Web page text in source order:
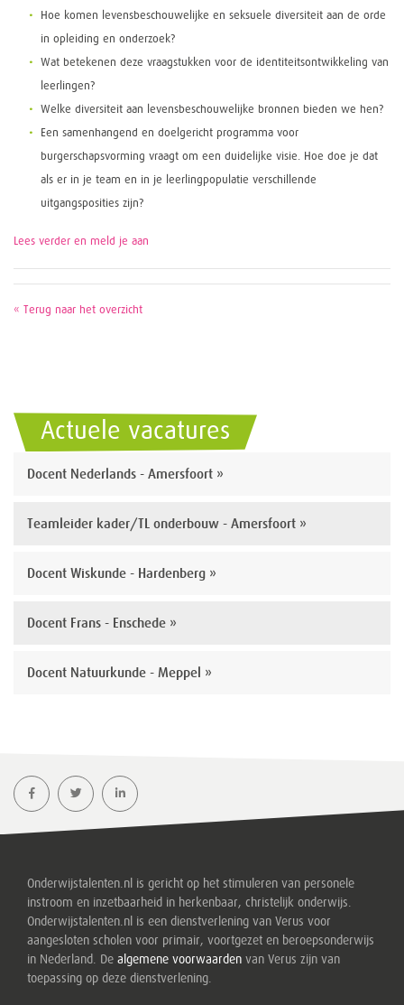
Hoe komen levensbeschouwelijke en seksuele diversiteit aan de orde
in opleiding en onderzoek?
Wat betekenen deze vraagstukken voor de identiteitsontwikkeling van
leerlingen?
Welke diversiteit aan levensbeschouwelijke bronnen bieden we hen?
Een samenhangend en doelgericht programma voor
burgerschapsvorming vraagt om een duidelijke visie. Hoe doe je dat
als er in je team en in je leerlingpopulatie verschillende
uitgangsposities zijn?
Lees verder en meld je aan
« Terug naar het overzicht
Actuele vacatures
Docent Nederlands - Amersfoort »
Teamleider kader/TL onderbouw - Amersfoort »
Docent Wiskunde - Hardenberg »
Docent Frans - Enschede »
Docent Natuurkunde - Meppel »
Onderwijstalenten.nl is gericht op het stimuleren van personele
instroom en inzetbaarheid in herkenbaar, christelijk onderwijs.
Onderwijstalenten.nl is een dienstverlening van Verus voor
aangesloten scholen voor primair, voortgezet en beroepsonderwijs
in Nederland. De algemene voorwaarden van Verus zijn van
toepassing op deze dienstverlening.